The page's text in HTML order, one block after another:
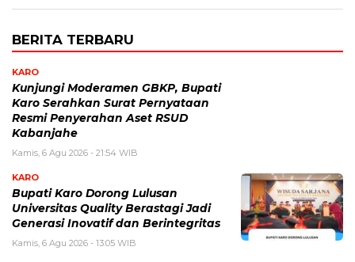
BERITA TERBARU
KARO
Kunjungi Moderamen GBKP, Bupati
Karo Serahkan Surat Pernyataan
Resmi Penyerahan Aset RSUD
Kabanjahe
Kamis, 6 Agu 2026 - 21:54 WIB
KARO
Bupati Karo Dorong Lulusan
Universitas Quality Berastagi Jadi
Generasi Inovatif dan Berintegritas
Kamis, 6 Agu 2026 - 13:05 WIB